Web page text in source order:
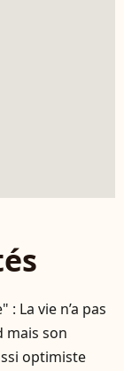
: La vie n’a pas
mais son
optimiste